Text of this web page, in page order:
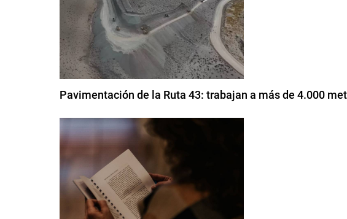
Pavimentación de la Ruta 43: trabajan a más de 4.000